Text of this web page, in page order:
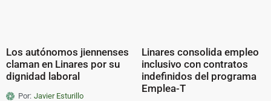
Los autónomos jiennenses
claman en Linares por su
dignidad laboral
Por: Javier Esturillo
Linares consolida empleo
inclusivo con contratos
indefinidos del programa
Emplea-T